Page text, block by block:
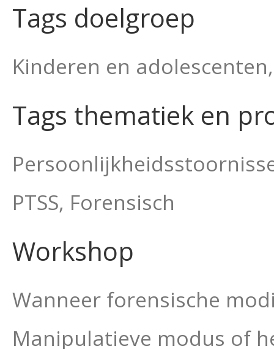
Tags doelgroep
Kinderen en
Tags thematiek en
PTSS, Forensisch
Workshop
Wanneer forensische
Manipulatieve modus of